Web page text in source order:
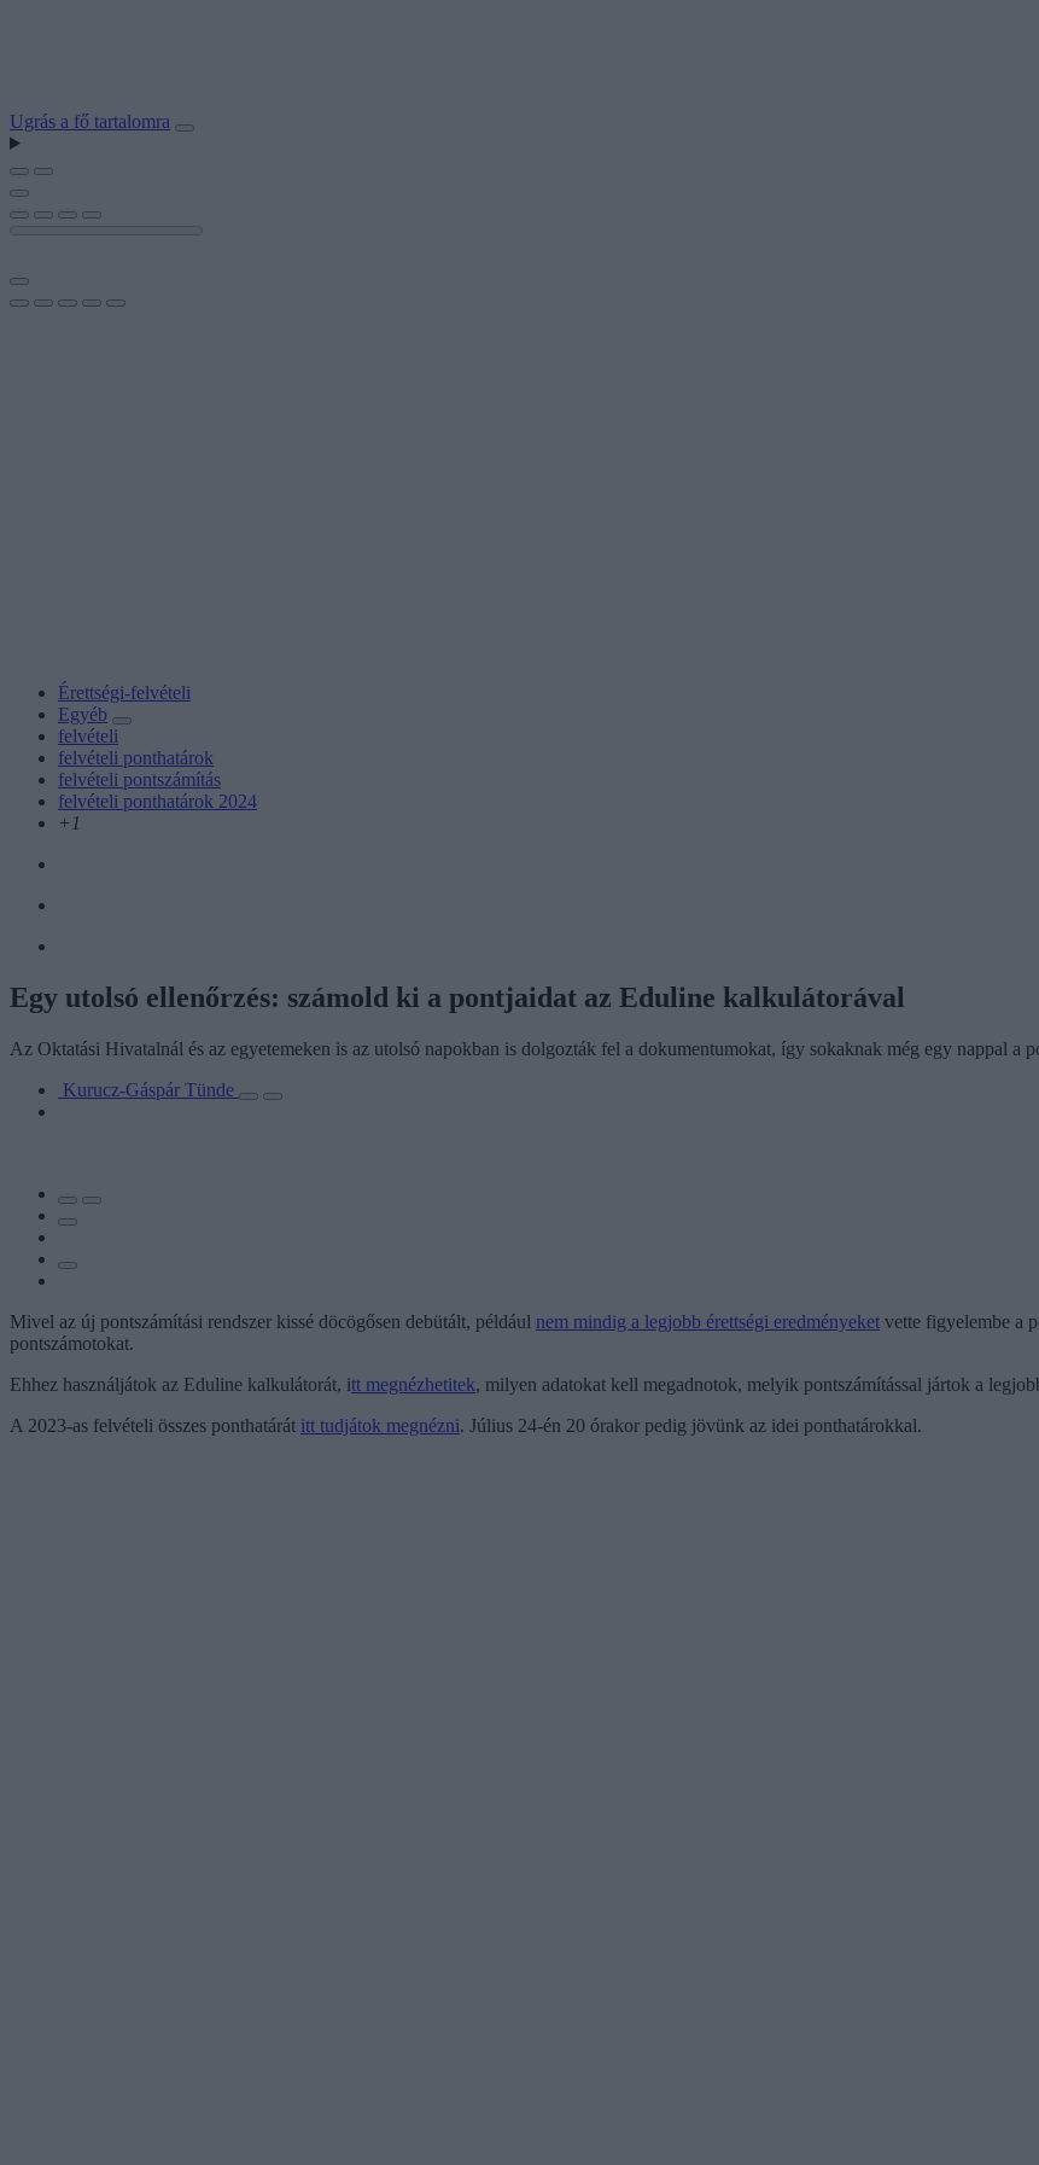
Ugrás a fő tartalomra
Érettségi-felvételi
Egyéb
felvételi
felvételi ponthatárok
felvételi pontszámítás
felvételi ponthatárok 2024
+1
Egy utolsó ellenőrzés: számold ki a pontjaidat az Eduline kalkulátorával
Az Oktatási Hivatalnál és az egyetemeken is az utolsó napokban is dolgozták fel a dokumentumokat, így sokaknak még egy nappal a
Kurucz-Gáspár Tünde
Mivel az új pontszámítási rendszer kissé döcögősen debütált, például nem mindig a legjobb érettségi eredményeket vette figyelembe a
pontszámotokat.
Ehhez használjátok az Eduline kalkulátorát, itt megnézhetitek, milyen adatokat kell megadnotok, melyik pontszámítással jártok a
A 2023-as felvételi összes ponthatárát itt tudjátok megnézni. Július 24-én 20 órakor pedig jövünk az idei ponthatárokkal.